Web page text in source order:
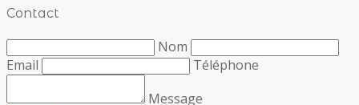
Contact
Nom
Email
Téléphone
Message